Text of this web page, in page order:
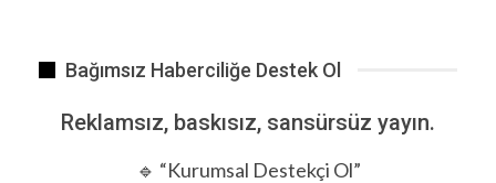
Bağımsız Haberciliğe Destek Ol
Reklamsız, baskısız, sansürsüz yayın.
🔹 “Kurumsal Destekçi Ol”